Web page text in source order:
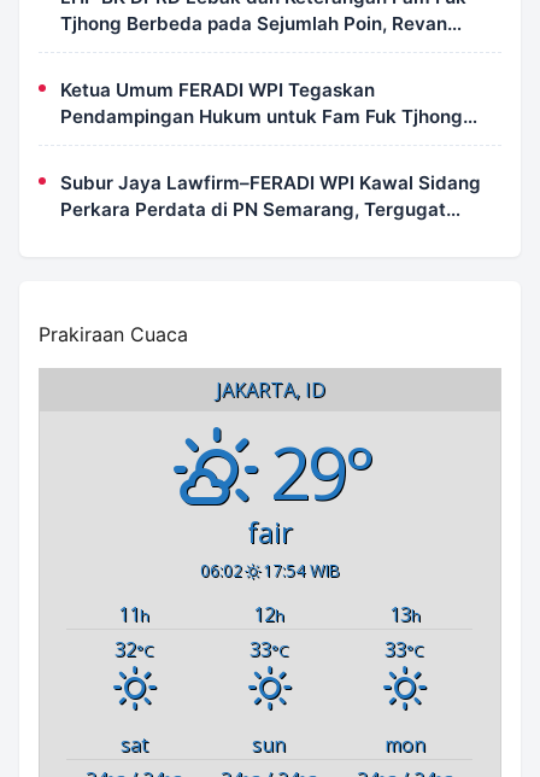
Tjhong Berbeda pada Sejumlah Poin, Revan
FERADI WPI: Proses Pembuktian Masih
Ketua Umum FERADI WPI Tegaskan
Pendampingan Hukum untuk Fam Fuk Tjhong
Tetap Berjalan, Hormati Proses Penyidikan dan
LHP BK DPRD Lebak
Subur Jaya Lawfirm–FERADI WPI Kawal Sidang
Perkara Perdata di PN Semarang, Tergugat
Prakiraan Cuaca
JAKARTA, ID
29°
fair
06:02 17:54 WIB
11h 12h 13h
32°C 33°C 33°C
sat sun
mon